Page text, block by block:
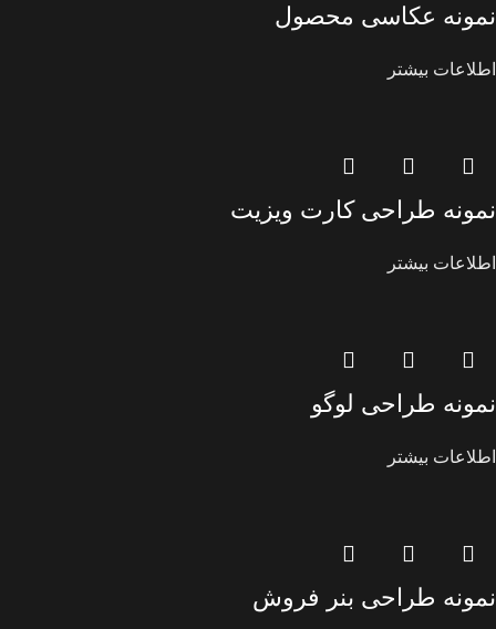
نمونه عکاسی محصول
اطلاعات بیشتر
نمونه طراحی کارت ویزیت
اطلاعات بیشتر
نمونه طراحی لوگو
اطلاعات بیشتر
نمونه طراحی بنر فروش